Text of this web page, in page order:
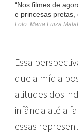
“Nos filmes de
e princesas pretas,
Foto: Maria Luiza
Essa
que a mídia
atitudes dos
infância até a
essas